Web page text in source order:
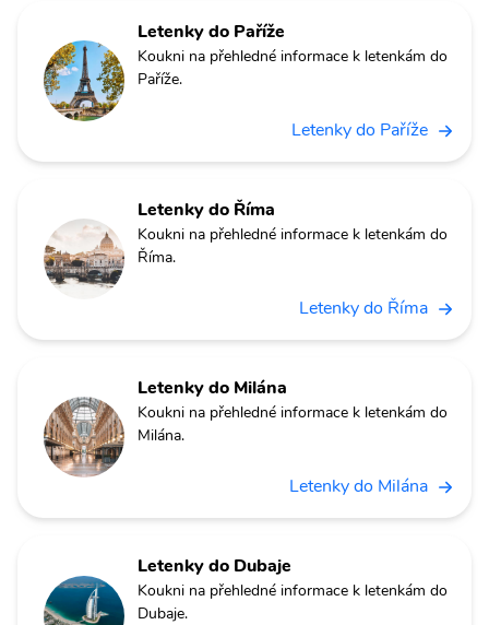
Letenky do Paříže
Koukni na přehledné informace k letenkám do
Paříže.
Letenky do Paříže
Letenky do Říma
Koukni na přehledné informace k letenkám do
Říma.
Letenky do Říma
Letenky do Milána
Koukni na přehledné informace k letenkám do
Milána.
Letenky do Milána
Letenky do Dubaje
Koukni na přehledné informace k letenkám do
Dubaje.